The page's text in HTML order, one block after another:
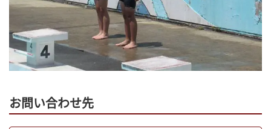
お問い合わせ先